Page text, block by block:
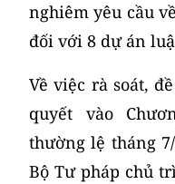
nghiêm yêu cầu
đối với 8 dự án
Về việc rà soát,
quyết vào
thường lệ tháng
Bộ Tư pháp chủ